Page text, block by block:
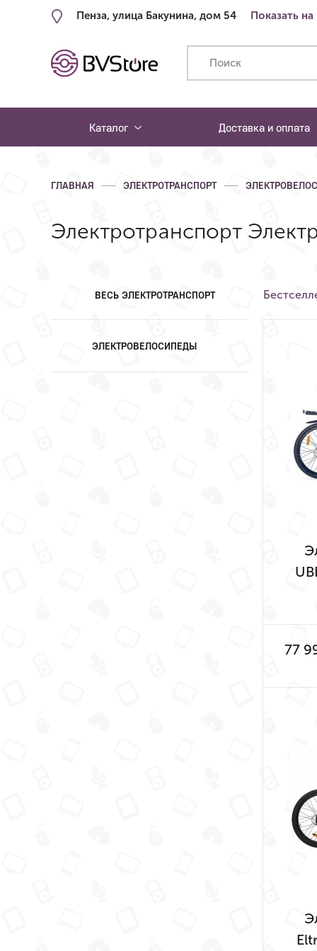
Пенза, улица Бакунина, дом 54 Показать на
Каталог Доставка и оплата
ГЛАВНАЯ ЭЛЕКТРОТРАНСПОРТ
Электротранспорт
ВЕСЬ ЭЛЕКТРОТРАНСПОРТ
ЭЛЕКТРОВЕЛОСИПЕДЫ
77